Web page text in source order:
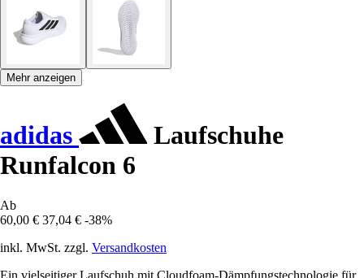
Mehr anzeigen
adidas
Laufschuhe
Runfalcon 6
Ab
60,00 € 37,04 € -38%
inkl. MwSt. zzgl. Versandkosten
Ein vielseitiger Laufschuh mit Cloudfoam-Dämpfungstechnologie für